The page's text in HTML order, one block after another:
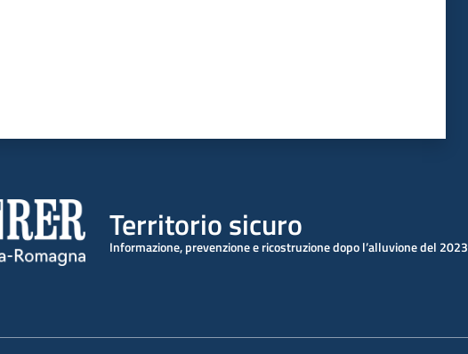
Territorio sicuro
Informazione, prevenzione e ricostruzione dopo l’alluvione del 2023